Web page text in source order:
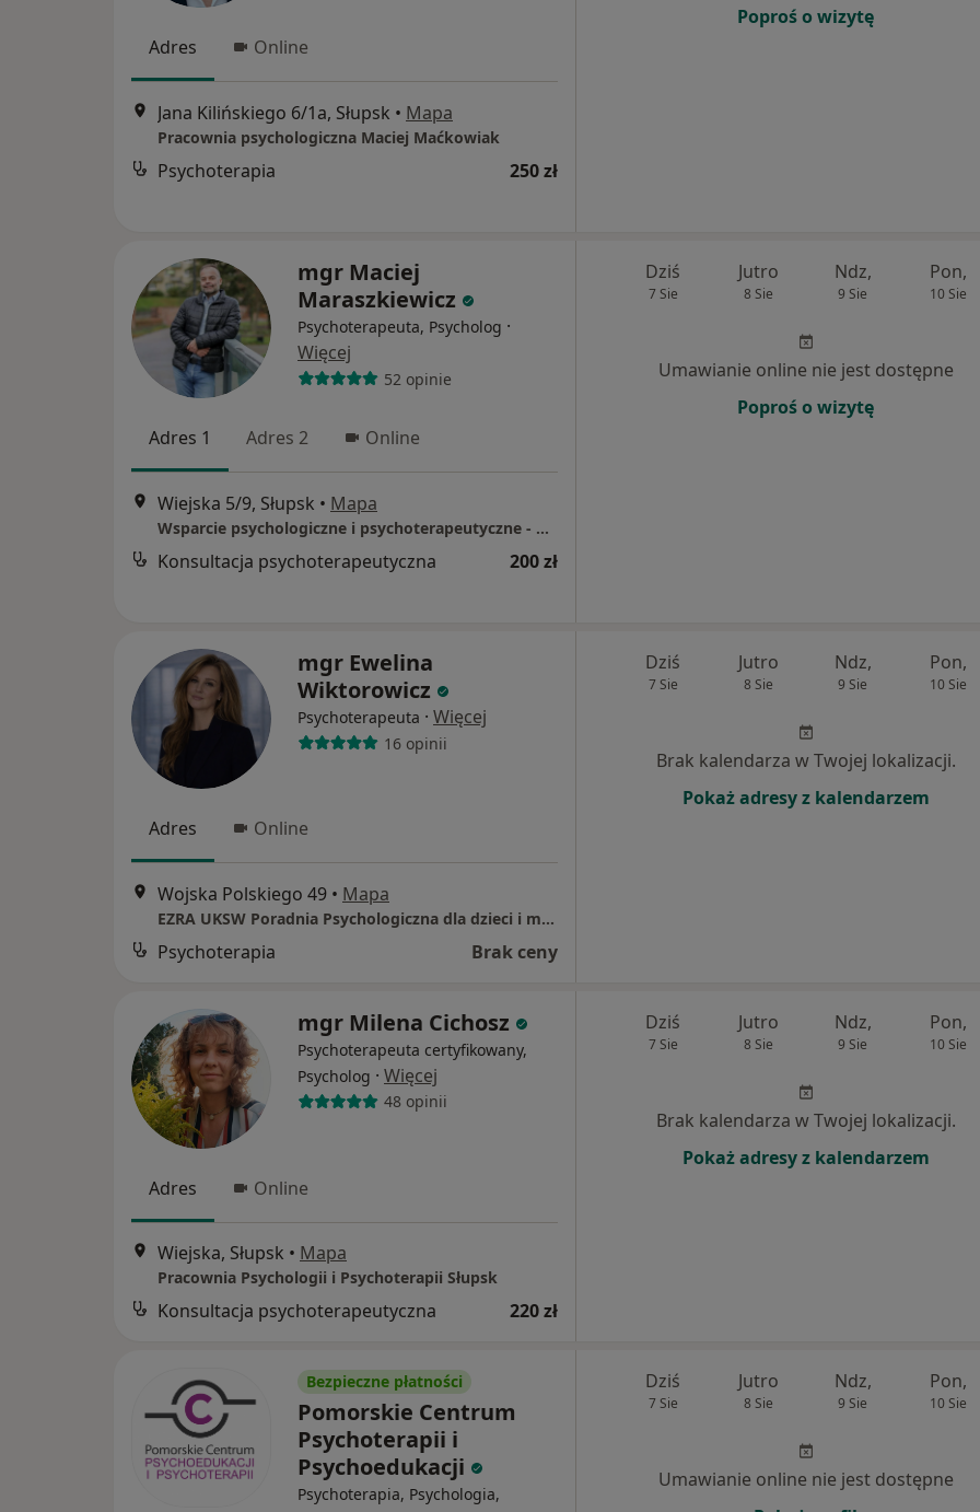
Adres Online
Jana Kilińskiego 6/1a, Słupsk • Mapa
Pracownia psychologiczna Maciej Maćkowiak
Psychoterapia 250 zł
Poproś o wizytę
mgr Maciej
Maraszkiewicz
Psychoterapeuta, Psycholog ·
Więcej
52 opinie
Adres 1 Adres 2 Online
Wiejska 5/9, Słupsk • Mapa
Wsparcie psychologiczne i psychoterapeutyczne - Maciej Maraszkiewicz
Konsultacja psychoterapeutyczna 200 zł
Dziś
7 Sie
Jutro
8 Sie
Ndz,
9 Sie
Pon,
10 Sie
Umawianie online nie jest dostępne
Poproś o wizytę
mgr Ewelina
Wiktorowicz
Psychoterapeuta · Więcej
16 opinii
Adres Online
Wojska Polskiego 49 • Mapa
EZRA UKSW Poradnia Psychologiczna dla dzieci i młodzieży Nowy Dwór Mazowiecki
Psychoterapia Brak ceny
Dziś
7 Sie
Jutro
8 Sie
Ndz,
9 Sie
Pon,
10 Sie
Brak kalendarza w Twojej lokalizacji.
Pokaż adresy z kalendarzem
mgr Milena Cichosz
Psychoterapeuta certyfikowany,
Psycholog · Więcej
48 opinii
Adres Online
Wiejska, Słupsk • Mapa
Pracownia Psychologii i Psychoterapii Słupsk
Konsultacja psychoterapeutyczna 220 zł
Dziś
7 Sie
Jutro
8 Sie
Ndz,
9 Sie
Pon,
10 Sie
Brak kalendarza w Twojej lokalizacji.
Pokaż adresy z kalendarzem
Bezpieczne płatności
Pomorskie Centrum
Psychoterapii i
Psychoedukacji
Psychoterapia, Psychologia,
Dziś
7 Sie
Jutro
8 Sie
Ndz,
9 Sie
Pon,
10 Sie
Umawianie online nie jest dostępne